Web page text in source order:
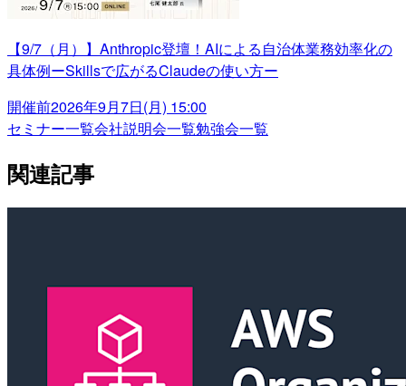
【9/7（月）】Anthropic登壇！AIによる自治体業務効率化の
具体例ーSkillsで広がるClaudeの使い方ー
開催前2026年9月7日(月) 15:00
セミナー一覧会社説明会一覧勉強会一覧
関連記事